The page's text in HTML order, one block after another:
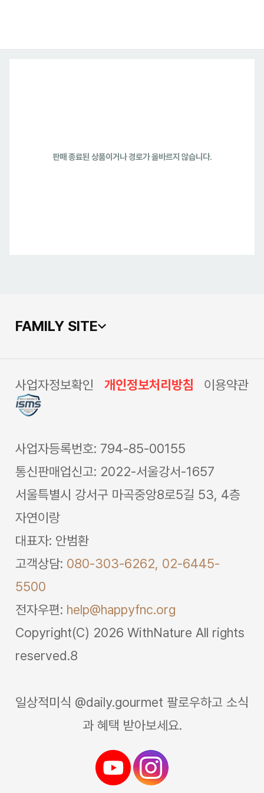
판매 종료된 상품이거나 경로가 올바르지 않습니다.
FAMILY SITE
사업자정보확인 개인정보처리방침 이용약관
사업자등록번호: 794-85-00155
통신판매업신고: 2022-서울강서-1657
서울특별시 강서구 마곡중앙8로5길 53, 4층
자연이랑
대표자: 안범환
고객상담: 080-303-6262, 02-6445-
5500
전자우편: help@happyfnc.org
Copyright(C) 2026 WithNature All rights
reserved.8
일상적미식 @daily.gourmet 팔로우하고 소식
과 혜택 받아보세요.